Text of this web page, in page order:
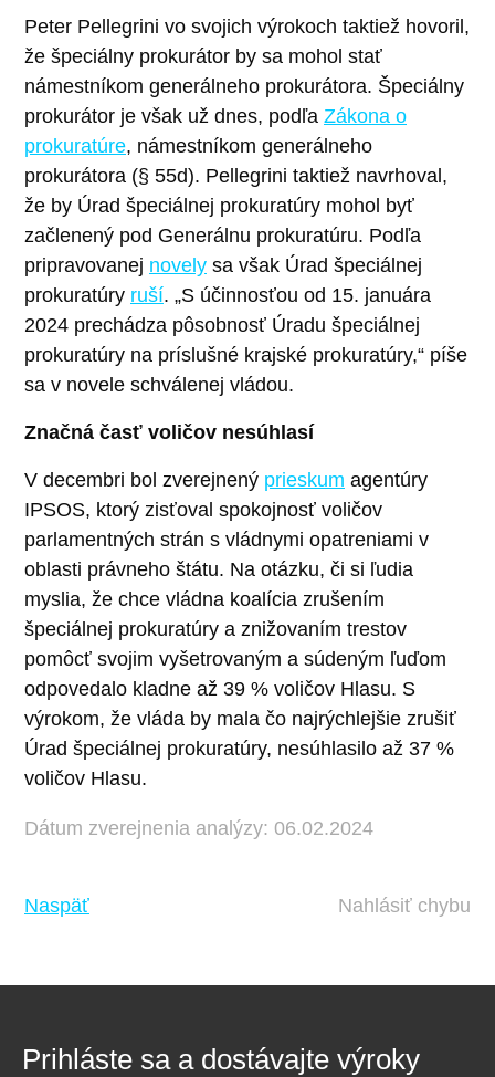
Peter Pellegrini vo svojich výrokoch taktiež hovoril,
že špeciálny prokurátor by sa mohol stať
námestníkom generálneho prokurátora. Špeciálny
prokurátor je však už dnes, podľa Zákona o
prokuratúre, námestníkom generálneho
prokurátora (§ 55d). Pellegrini taktiež navrhoval,
že by Úrad špeciálnej prokuratúry mohol byť
začlenený pod Generálnu prokuratúru. Podľa
pripravovanej novely sa však Úrad špeciálnej
prokuratúry ruší. „S účinnosťou od 15. januára
2024 prechádza pôsobnosť Úradu špeciálnej
prokuratúry na príslušné krajské prokuratúry,“ píše
sa v novele schválenej vládou.
Značná časť voličov nesúhlasí
V decembri bol zverejnený prieskum agentúry
IPSOS, ktorý zisťoval spokojnosť voličov
parlamentných strán s vládnymi opatreniami v
oblasti právneho štátu. Na otázku, či si ľudia
myslia, že chce vládna koalícia zrušením
špeciálnej prokuratúry a znižovaním trestov
pomôcť svojim vyšetrovaným a súdeným ľuďom
odpovedalo kladne až 39 % voličov Hlasu. S
výrokom, že vláda by mala čo najrýchlejšie zrušiť
Úrad špeciálnej prokuratúry, nesúhlasilo až 37 %
voličov Hlasu.
Dátum zverejnenia analýzy: 06.02.2024
Naspäť Nahlásiť chybu
Prihláste sa a dostávajte výroky